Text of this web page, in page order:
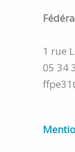
1 rue
05 34